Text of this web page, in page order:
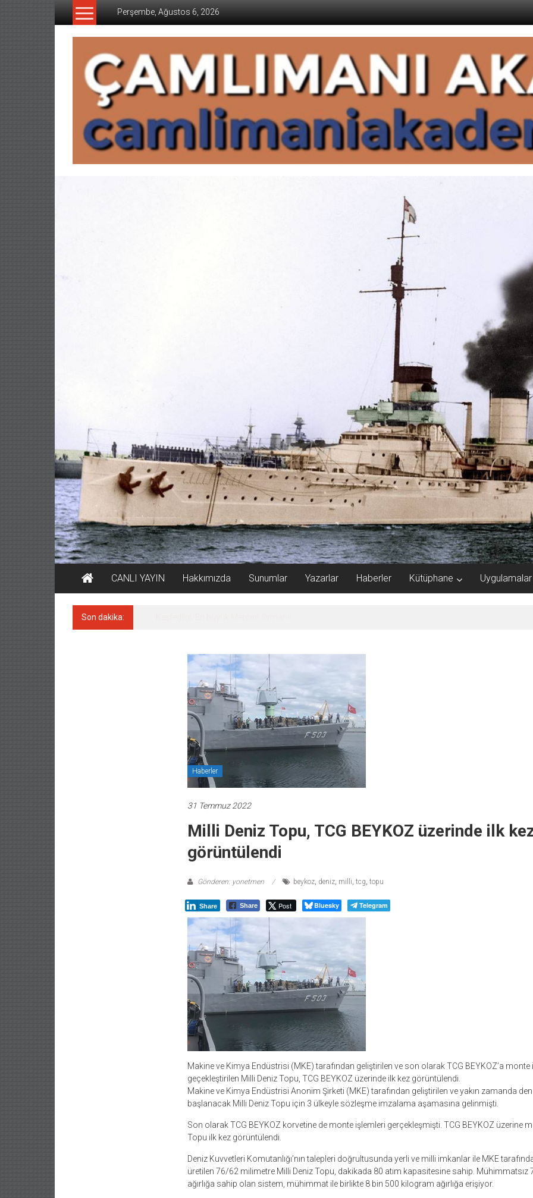
İçeriğe
Perşembe, Ağustos 6, 2026
CAMLIMANI
AKADEMI
CANLI YAYIN Hakkımızda Sunumlar Yazarlar Haberler Kütüphane Uygulamalar
Son dakika:
Haberler
31 Temmuz 2022
Milli Deniz Topu, TCG BEYKOZ üzerinde ilk
görüntülendi
Gönderen: yonetmen beykoz, deniz, milli, tcg, topu
Share Share Post Bluesky Telegram
Makine ve Kimya Endüstrisi (MKE) tarafından geliştirilen ve son olarak TCG BEYKOZ’a monte
geçekleştirilen Milli Deniz Topu, TCG BEYKOZ üzerinde ilk kez görüntülendi.
Makine ve Kimya Endüstrisi Anonim Şirketi (MKE) tarafından geliştirilen ve yakın zamanda
başlanacak Milli Deniz Topu için 3 ülkeyle sözleşme imzalama aşamasına gelinmişti.
Son olarak TCG BEYKOZ korvetine de monte işlemleri gerçekleşmişti. TCG BEYKOZ üzerine
Topu ilk kez görüntülendi.
Deniz Kuvvetleri Komutanlığı’nın talepleri doğrultusunda yerli ve milli imkanlar ile MKE
üretilen 76/62 milimetre Milli Deniz Topu, dakikada 80 atım kapasitesine sahip. Mühimmatsız
ağırlığa sahip olan sistem, mühimmat ile birlikte 8 bin 500 kilogram ağırlığa erişiyor.